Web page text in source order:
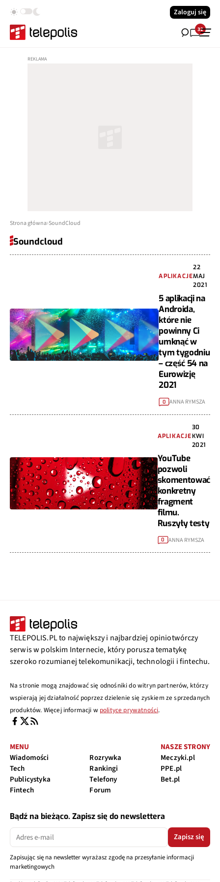
Zaloguj się
32
Strona główna SoundCloud
Soundcloud
APLIKACJE
22
MAJ
2021
5 aplikacji na
Androida,
które nie
powinny Ci
umknąć w
tym tygodniu
– część 54 na
Eurowizję
2021
0 ANNA RYMSZA
APLIKACJE
30
KWI
2021
YouTube
pozwoli
skomentować
konkretny
fragment
filmu.
Ruszyły testy
0 ANNA RYMSZA
TELEPOLIS.PL to największy i najbardziej opiniotwórczy
serwis w polskim Internecie, który porusza tematykę
szeroko rozumianej telekomunikacji, technologii i fintechu.
Na stronie mogą znajdować się odnośniki do witryn partnerów, którzy
wspierają jej działalność poprzez dzielenie się zyskiem ze sprzedanych
produktów. Więcej informacji w polityce prywatności.
MENU
Wiadomości
Tech
Publicystyka
Fintech
Rozrywka
Rankingi
Telefony
Forum
NASZE STRONY
Meczyki.pl
PPE.pl
Bet.pl
Bądź na bieżąco. Zapisz się do newslettera
Zapisz się
Zapisując się na newsletter wyrażasz zgodę na przesyłanie informacji
marketingowych